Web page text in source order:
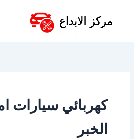
كهربائي سيارات
الخبر